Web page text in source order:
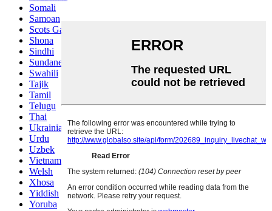
Somali
Samoan
Scots Gaelic
Shona
Sindhi
Sundanese
Swahili
Tajik
Tamil
Telugu
Thai
Ukrainian
Urdu
Uzbek
Vietnamese
Welsh
Xhosa
Yiddish
Yoruba